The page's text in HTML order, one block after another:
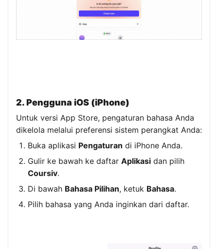
2. Pengguna iOS (iPhone)
Untuk versi App Store, pengaturan bahasa Anda
dikelola melalui preferensi sistem perangkat Anda:
Buka aplikasi Pengaturan di iPhone Anda.
Gulir ke bawah ke daftar Aplikasi dan pilih
Coursiv.
Di bawah Bahasa Pilihan, ketuk Bahasa.
Pilih bahasa yang Anda inginkan dari daftar.